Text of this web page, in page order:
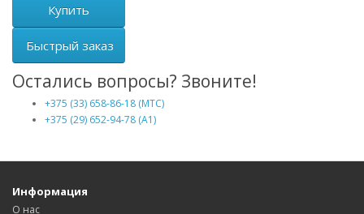
Купить
Быстрый заказ
Остались вопросы? Звоните!
+375 (33) 658-86-18 (МТС)
+375 (29) 652-94-78 (A1)
Информация
О нас